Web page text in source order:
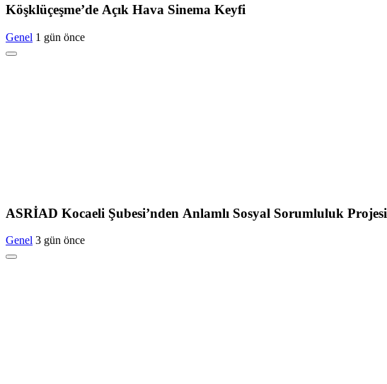
Köşklüçeşme’de Açık Hava Sinema Keyfi
Genel 1 gün önce
ASRİAD Kocaeli Şubesi’nden Anlamlı Sosyal Sorumluluk Projesi
Genel 3 gün önce